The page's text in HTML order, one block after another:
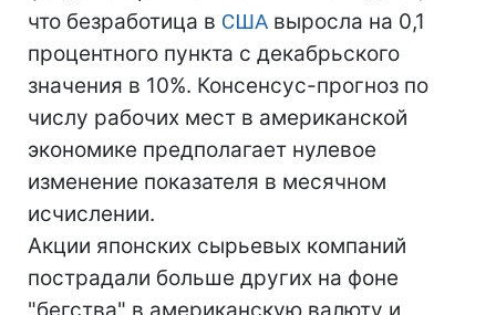
что безработица в США выросла на 0,1
процентного пункта с декабрьского
значения в 10%. Консенсус-прогноз по
числу рабочих мест в американской
экономике предполагает нулевое
изменение показателя в месячном
исчислении.
Акции японских сырьевых компаний
пострадали больше других на фоне